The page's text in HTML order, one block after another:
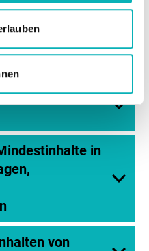
Die zulässigen
Webseite des EHPA.
an den SCOP
in
von